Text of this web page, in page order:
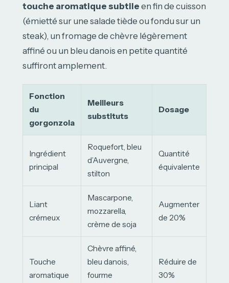
touche aromatique subtile en fin de cuisson
(émietté sur une salade tiède ou fondu sur un
steak), un fromage de chèvre légèrement
affiné ou un bleu danois en petite quantité
suffiront amplement.
Fonction
du
gorgonzola
Meilleurs
substituts
Dosage
Ingrédient
principal
Roquefort, bleu
d’Auvergne,
stilton
Quantité
équivalente
Liant
crémeux
Mascarpone,
mozzarella,
crème de soja
Augmenter
de 20%
Touche
aromatique
Chèvre affiné,
bleu danois,
fourme
Réduire de
30%